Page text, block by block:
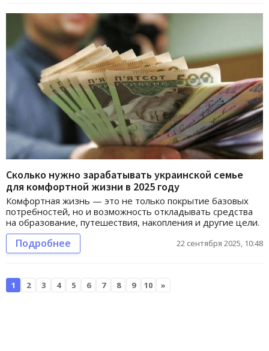
Сколько нужно зарабатывать украинской семье
для комфортной жизни в 2025 году
Комфортная жизнь — это не только покрытие базовых
потребностей, но и возможность откладывать средства
на образование, путешествия, накопления и другие цели.
Подробнее 22 сентября 2025, 10:48
1 2 3 4 5 6 7 8 9 10 »